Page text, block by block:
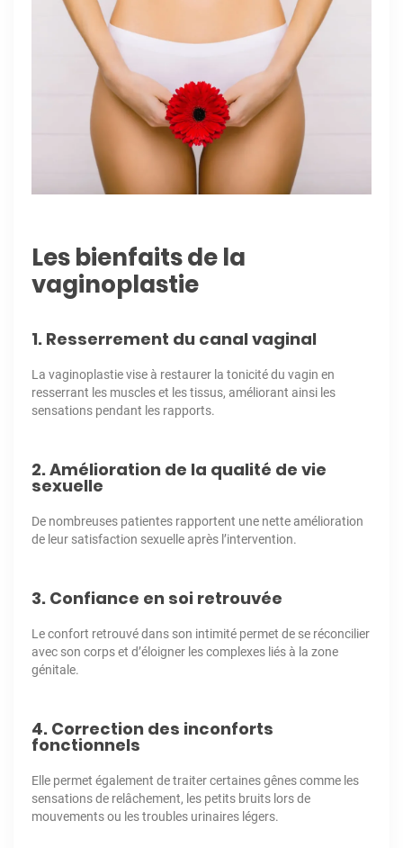
Les bienfaits de la
vaginoplastie
1. Resserrement du canal vaginal
La vaginoplastie vise à restaurer la tonicité du vagin en
resserrant les muscles et les tissus, améliorant ainsi les
sensations pendant les rapports.
2. Amélioration de la qualité de vie
sexuelle
De nombreuses patientes rapportent une nette amélioration
de leur satisfaction sexuelle après l’intervention.
3. Confiance en soi retrouvée
Le confort retrouvé dans son intimité permet de se réconcilier
avec son corps et d’éloigner les complexes liés à la zone
génitale.
4. Correction des inconforts
fonctionnels
Elle permet également de traiter certaines gênes comme les
sensations de relâchement, les petits bruits lors de
mouvements ou les troubles urinaires légers.